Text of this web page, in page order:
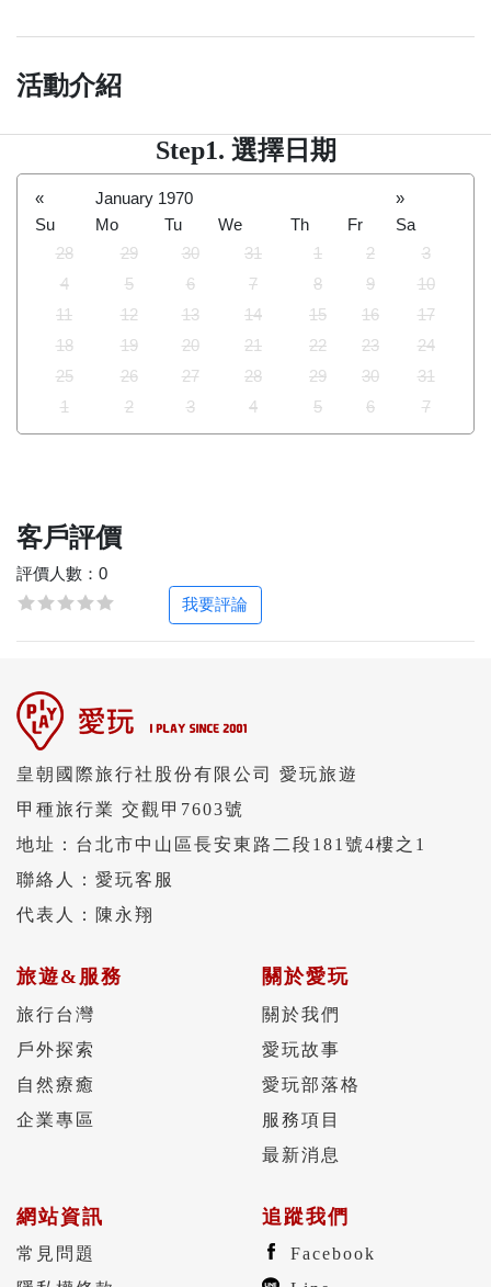
活動介紹
Step1. 選擇日期
« January 1970
»
Su
Mo Tu We Th Fr
Sa
28
29 30 31 1 2
3
4
5 6 7 8 9
10
11
12 13 14 15 16
17
18
19 20 21 22 23
24
25
26 27 28 29 30
31
1
2 3 4 5 6 7
客戶評價
評價人數：0
我要評論
皇朝國際旅行社股份有限公司 愛玩旅遊
甲種旅行業 交觀甲7603號
地址：台北市中山區長安東路二段181號4樓之1
聯絡人：愛玩客服
代表人：陳永翔
旅遊&服務
旅行台灣
戶外探索
自然療癒
企業專區
關於愛玩
關於我們
愛玩故事
愛玩部落格
服務項目
最新消息
網站資訊
常見問題
追蹤我們
Facebook